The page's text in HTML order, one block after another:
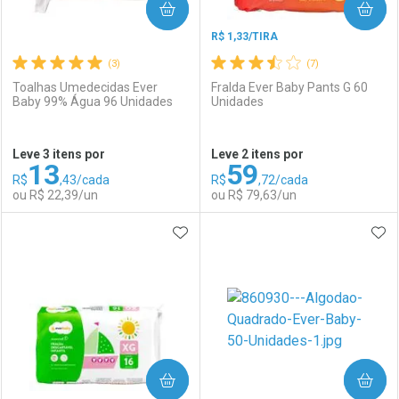
Comprar sem Desconto
Por R$ 242,70/cada
Comprar sem Desconto
Por R$ 242,70/cada
Comprar sem Desconto
Por R$ 18,99/cada
Comprar sem Desconto
Por R$ 18,99/cada
(3)
Toalhas Umedecidas Ever
Baby 99% Água 96 Unidades
Leve 3 itens por
R$13,43/cada
ou R$ 22,39/un
COMPRAR
(7)
R$ 1,33/TIRA
Fralda Ever Baby Pants G 60
Unidades
Leve 2 itens por
R$59,72/cada
ou R$ 79,63/un
COMPRAR
Laboratório
Por Menos
ADICIONAR AOS FAVORITOS
COMPRAR COMPRAR